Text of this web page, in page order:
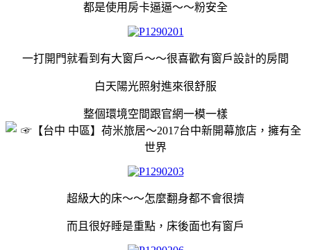
都是使用房卡逼逼～～粉安全
一打開門就看到有大窗戶～～很喜歡有窗戶設計的房間
白天陽光照射進來很舒服
整個環境空間跟官網一模一樣
超級大的床～～怎麼翻身都不會很擠
而且很好睡是重點，床後面也有窗戶